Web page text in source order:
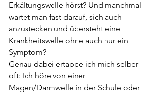
Erkältungswelle hörst? Und manchmal
wartet man fast darauf, sich auch
anzustecken und übersteht eine
Krankheitswelle ohne auch nur ein
Symptom?
Genau dabei ertappe ich mich selber
oft: Ich höre von einer
Magen/Darmwelle in der Schule oder